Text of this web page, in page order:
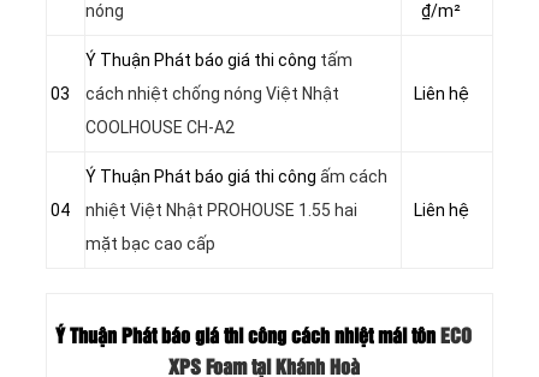
nóng
₫/m²
03
Ý Thuận Phát báo giá thi công tấm
cách nhiệt chống nóng Việt Nhật
COOLHOUSE CH-A2
Liên hệ
04
Ý Thuận Phát báo giá thi công ấm cách
nhiệt Việt Nhật PROHOUSE 1.55 hai
mặt bạc cao cấp
Liên hệ
Ý Thuận Phát báo giá thi công cách nhiệt mái tôn ECO
XPS Foam tại Khánh Hoà